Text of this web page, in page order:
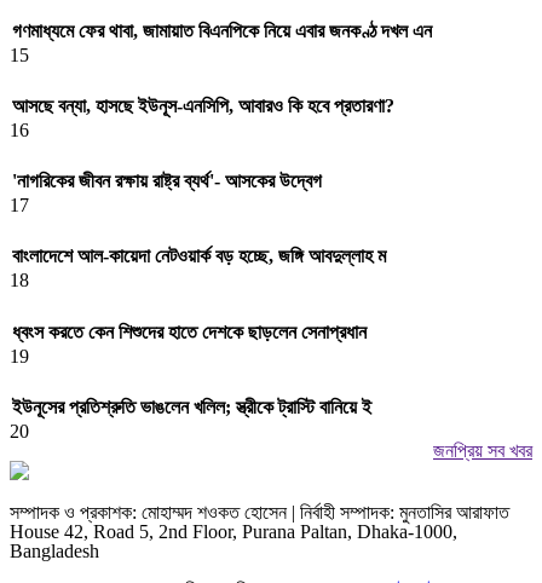
গণমাধ্যমে ফের থাবা, জামায়াত বিএনপিকে নিয়ে এবার জনকণ্ঠ দখল এন
15
আসছে বন্যা, হাসছে ইউনূস-এনসিপি, আবারও কি হবে প্রতারণা?
16
'নাগরিকের জীবন রক্ষায় রাষ্ট্র ব্যর্থ'- আসকের উদ্বেগ
17
বাংলাদেশে আল-কায়েদা নেটওয়ার্ক বড় হচ্ছে, জঙ্গি আবদুল্লাহ ম
18
ধ্বংস করতে কেন শিশুদের হাতে দেশকে ছাড়লেন সেনাপ্রধান
19
ইউনূসের প্রতিশ্রুতি ভাঙলেন খলিল; স্ত্রীকে ট্রাস্টি বানিয়ে ই
20
জনপ্রিয় সব খবর
সম্পাদক ও প্রকাশক: মোহাম্মদ শওকত হোসেন | নির্বাহী সম্পাদক: মুনতাসির আরাফাত
House 42, Road 5, 2nd Floor, Purana Paltan, Dhaka-1000,
Bangladesh